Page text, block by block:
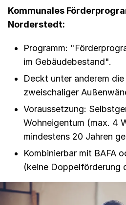
Kommunales
Norderstedt:
Programm:
im Gebäudebestand".
Deckt unter anderem die
zweischaliger
Voraussetzung:
Wohneigentum (max. 4
mindestens 20 Jahren
Kombinierbar mit BAFA
(keine Doppelförderung